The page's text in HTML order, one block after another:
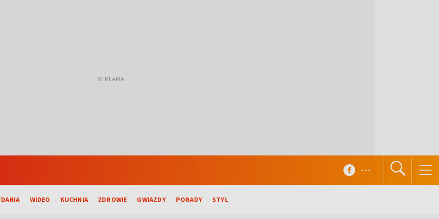
WIDEO KUCHNIA ZDROWIE GWIAZDY PORADY STYL
...